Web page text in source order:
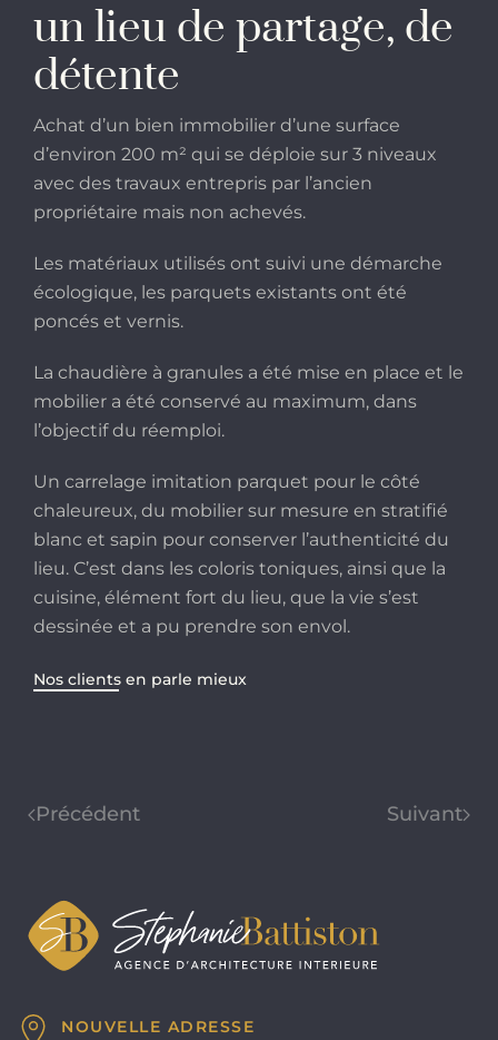
un lieu de partage, de
détente
Achat d’un bien immobilier d’une surface
d’environ 200 m² qui se déploie sur 3 niveaux
avec des travaux entrepris par l’ancien
propriétaire mais non achevés.
Les matériaux utilisés ont suivi une démarche
écologique, les parquets existants ont été
poncés et vernis.
La chaudière à granules a été mise en place et le
mobilier a été conservé au maximum, dans
l’objectif du réemploi.
Un carrelage imitation parquet pour le côté
chaleureux, du mobilier sur mesure en stratifié
blanc et sapin pour conserver l’authenticité du
lieu. C’est dans les coloris toniques, ainsi que la
cuisine, élément fort du lieu, que la vie s’est
dessinée et a pu prendre son envol.
Nos clients en parle mieux
Précédent Suivant
NOUVELLE ADRESSE